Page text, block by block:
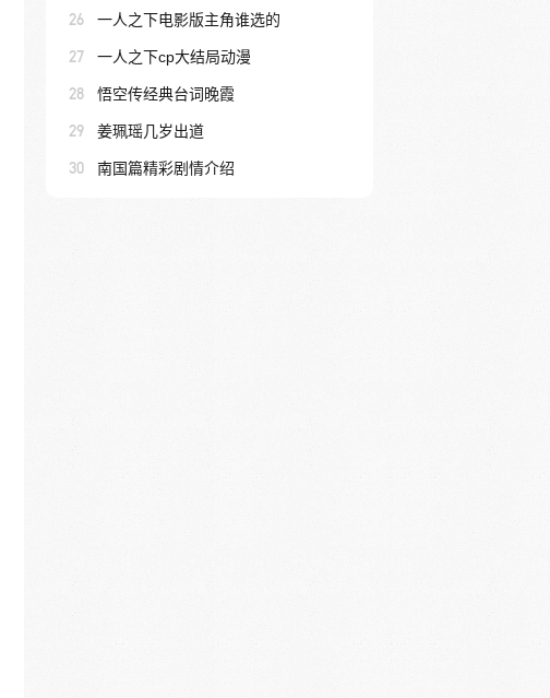
26 一人之下电影版主角谁选的
27 一人之下cp大结局动漫
28 悟空传经典台词晚霞
29 姜珮瑶几岁出道
30 南国篇精彩剧情介绍